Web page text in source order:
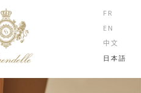
FR
EN
中文
日本語